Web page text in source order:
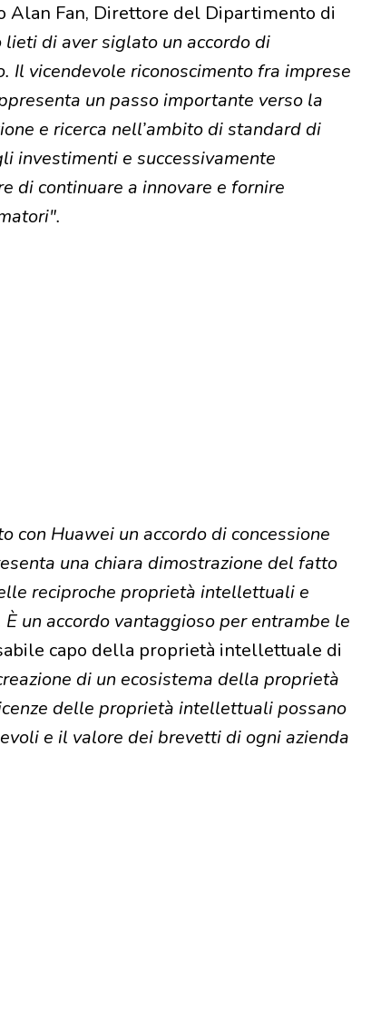
Alan Fan, Direttore del Dipartimento di
lieti di aver siglato un accordo di
Il vicendevole riconoscimento fra imprese
un passo importante verso la
e ricerca nell’ambito di standard di
investimenti e successivamente
di continuare a innovare e fornire
con Huawei un accordo di concessione
una chiara dimostrazione del fatto
reciproche proprietà intellettuali e
un accordo vantaggioso per entrambe le
capo della proprietà intellettuale di
di un ecosistema della proprietà
delle proprietà intellettuali possano
e il valore dei brevetti di ogni azienda